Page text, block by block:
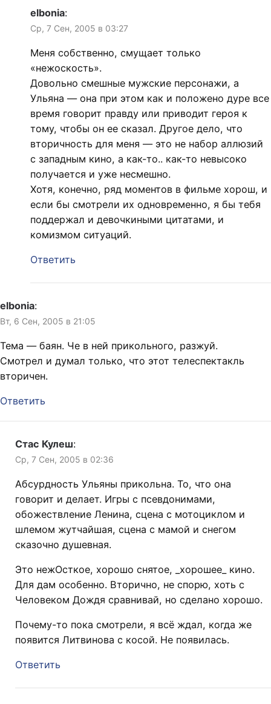
elbonia:
Ср, 7 Сен, 2005 в 03:27
Меня собственно, смущает только
«нежоскость».
Довольно смешные мужские персонажи, а
Ульяна — она при этом как и положено дуре все
время говорит правду или приводит героя к
тому, чтобы он ее сказал. Другое дело, что
вторичность для меня — это не набор аллюзий
с западным кино, а как-то.. как-то невысоко
получается и уже несмешно.
Хотя, конечно, ряд моментов в фильме хорош, и
если бы смотрели их одновременно, я бы тебя
поддержал и девочкиными цитатами, и
комизмом ситуаций.
Ответить
elbonia:
Вт, 6 Сен, 2005 в 21:05
Тема — баян. Че в ней прикольного, разжуй.
Смотрел и думал только, что этот телеспектакль
вторичен.
Ответить
Стас Кулеш:
Ср, 7 Сен, 2005 в 02:36
Абсурдность Ульяны прикольна. То, что она
говорит и делает. Игры с псевдонимами,
обожествление Ленина, сцена с мотоциклом и
шлемом жутчайшая, сцена с мамой и снегом
сказочно душевная.
Это нежОсткое, хорошо снятое, _хорошее_ кино.
Для дам особенно. Вторично, не спорю, хоть с
Человеком Дождя сравнивай, но сделано хорошо.
Почему-то пока смотрели, я всё ждал, когда же
появится Литвинова с косой. Не появилась.
Ответить